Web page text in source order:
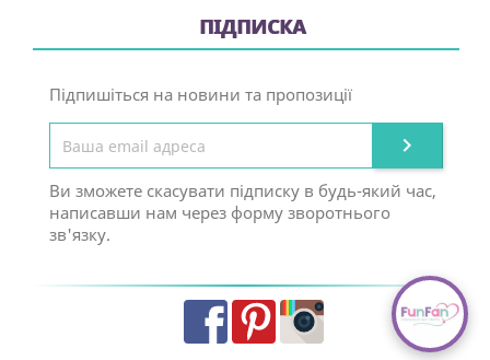
ПІДПИСКА
Підпишіться на новини та пропозиції

Ви зможете скасувати підписку в будь-який час,
написавши нам через форму зворотнього
зв'язку.
FacebookPinterestInstagram